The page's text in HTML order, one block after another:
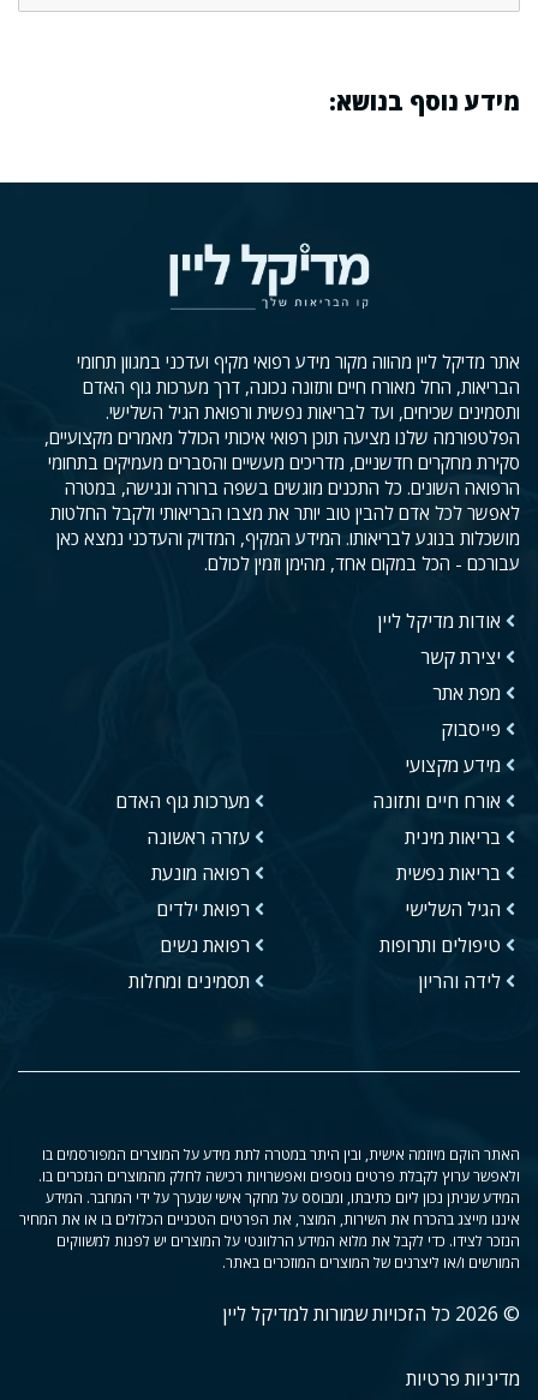
מידע נוסף בנושא:
אתר מדיקל ליין מהווה מקור מידע רפואי מקיף ועדכני במגוון תחומי
הבריאות, החל מאורח חיים ותזונה נכונה, דרך מערכות גוף האדם
ותסמינים שכיחים, ועד לבריאות נפשית ורפואת הגיל השלישי.
הפלטפורמה שלנו מציעה תוכן רפואי איכותי הכולל מאמרים מקצועיים,
סקירת מחקרים חדשניים, מדריכים מעשיים והסברים מעמיקים בתחומי
הרפואה השונים. כל התכנים מוגשים בשפה ברורה ונגישה, במטרה
לאפשר לכל אדם להבין טוב יותר את מצבו הבריאותי ולקבל החלטות
מושכלות בנוגע לבריאותו. המידע המקיף, המדויק והעדכני נמצא כאן
עבורכם - הכל במקום אחד, מהימן וזמין לכולם.
אודות מדיקל ליין
יצירת קשר
מפת אתר
פייסבוק
מידע מקצועי
אורח חיים ותזונה
בריאות מינית
בריאות נפשית
הגיל השלישי
טיפולים ותרופות
לידה והריון
מערכות גוף האדם
עזרה ראשונה
רפואה מונעת
רפואת ילדים
רפואת נשים
תסמינים ומחלות
האתר הוקם מיוזמה אישית, ובין היתר במטרה לתת מידע על המוצרים המפורסמים בו
ולאפשר ערוץ לקבלת פרטים נוספים ואפשרויות רכישה לחלק מהמוצרים הנזכרים בו.
המידע שניתן נכון ליום כתיבתו, ומבוסס על מחקר אישי שנערך על ידי המחבר. המידע
איננו מייצג בהכרח את השירות, המוצר, את הפרטים הטכניים הכלולים בו או את המחיר
הנזכר לצידו. כדי לקבל את מלוא המידע הרלוונטי על המוצרים יש לפנות למשווקים
המורשים ו/או ליצרנים של המוצרים המוזכרים באתר.
© 2026 כל הזכויות שמורות למדיקל ליין
מדיניות פרטיות